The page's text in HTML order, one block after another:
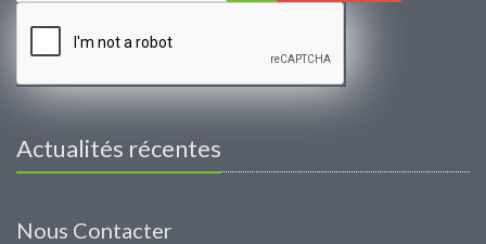
Actualités récentes
Nous Contacter